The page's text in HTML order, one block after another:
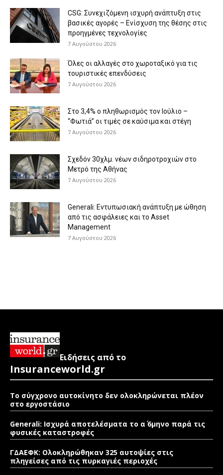
CSG: Συνεχιζόμενη ισχυρή ανάπτυξη στις
βασικές αγορές – Ενίσχυση της θέσης στις
προηγμένες τεχνολογίες
7 Αυγούστου 2026
Όλες οι αλλαγές στο χωροταξικό για τις
τουριστικές επενδύσεις
7 Αυγούστου 2026
Στο 3,4% ο πληθωρισμός τον Ιούλιο –
“Φωτιά” οι τιμές σε καύσιμα και στέγη
7 Αυγούστου 2026
Σχεδόν 30χλμ. νέων σιδηροτροχιών στο
Μετρό της Αθήνας
7 Αυγούστου 2026
Generali: Eντυπωσιακή ανάπτυξη με ώθηση
από τις ασφάλειες και το Asset
Management
7 Αυγούστου 2026
Ειδήσεις από το
Insuranceworld.gr
Το σύγχρονο αυτοκίνητο δεν ολοκληρώνεται πλέον
στο εργοστάσιο
Generali: Ισχυρά αποτελέσματα το α΄ 6μηνο παρά τις
φυσικές καταστροφές
ΓΔΑΕΦΚ: Ολοκληρώθηκαν 325 αυτοψίες στις
πληγείσες από τις πυρκαγιές περιοχές